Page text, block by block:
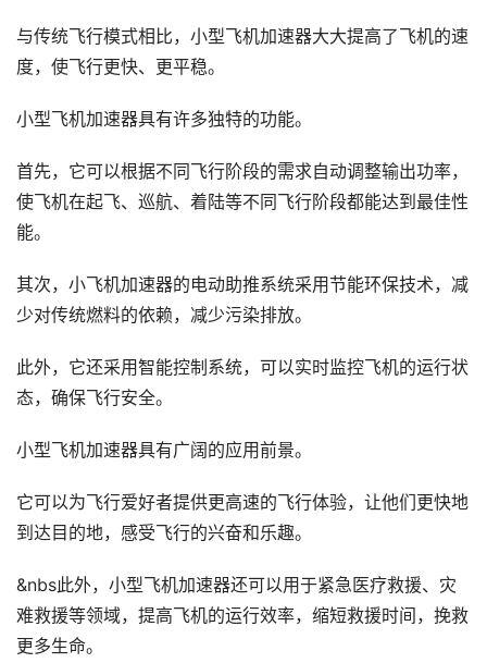
与传统飞行模式相比，小型飞机加速器大大提高了飞机的速
度，使飞行更快、更平稳。
小型飞机加速器具有许多独特的功能。
首先，它可以根据不同飞行阶段的需求自动调整输出功率，
使飞机在起飞、巡航、着陆等不同飞行阶段都能达到最佳性
能。
其次，小飞机加速器的电动助推系统采用节能环保技术，减
少对传统燃料的依赖，减少污染排放。
此外，它还采用智能控制系统，可以实时监控飞机的运行状
态，确保飞行安全。
小型飞机加速器具有广阔的应用前景。
它可以为飞行爱好者提供更高速的飞行体验，让他们更快地
到达目的地，感受飞行的兴奋和乐趣。
&nbs此外，小型飞机加速器还可以用于紧急医疗救援、灾
难救援等领域，提高飞机的运行效率，缩短救援时间，挽救
更多生命。